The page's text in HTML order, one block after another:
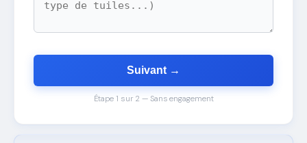
Suivant →
Étape 1 sur 2 — Sans engagement